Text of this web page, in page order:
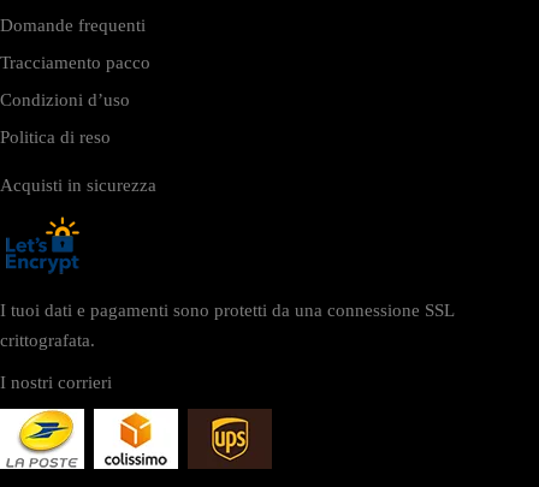
Domande frequenti
Tracciamento pacco
Condizioni d’uso
Politica di reso
Acquisti in sicurezza
I tuoi dati e pagamenti sono protetti da una connessione SSL
crittografata.
I nostri corrieri